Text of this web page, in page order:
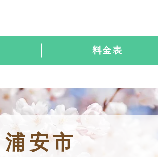
料金表
浦安市